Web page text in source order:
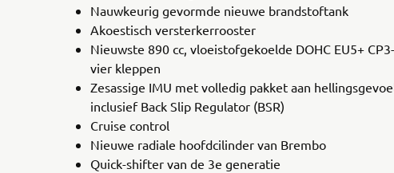
Nauwkeurig gevormde nieuwe brandstoftank
Akoestisch versterkerrooster
Nieuwste 890 cc, vloeistofgekoelde DOHC EU5+
vier kleppen
Zesassige IMU met volledig pakket aan
inclusief Back Slip Regulator (BSR)
Cruise control
Nieuwe radiale hoofdcilinder van Brembo
Quick-shifter van de 3e generatie